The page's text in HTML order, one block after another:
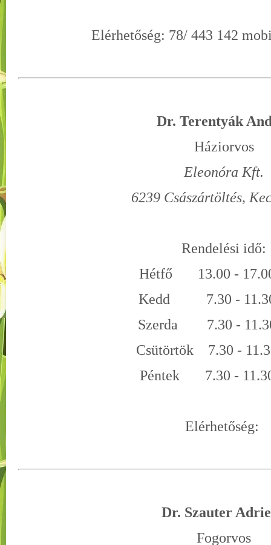
Elérhetőség: 78/ 443 142
Dr. Terentyák
Háziorvos
Eleonóra Kft.
6239 Császártöltés,
Rendelési idő:
Hétfő 13.00 -
Kedd 7.30 -
Szerda 7.30 -
Csütörtök 7.30 -
Péntek 7.30 -
Elérhetőség:
Dr. Szauter
Fogorvos